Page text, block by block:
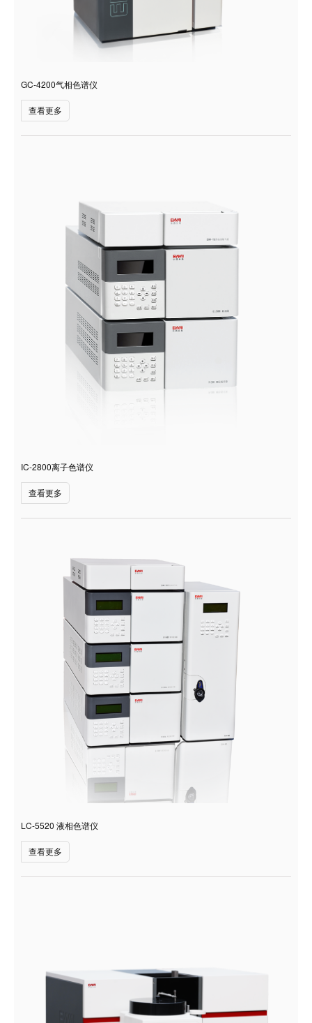
GC-4200气相色谱仪
查看更多
IC-2800离子色谱仪
查看更多
LC-5520 液相色谱仪
查看更多